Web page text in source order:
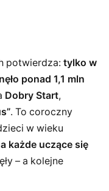
potwierdza: tylko w
ponad 1,1 mln
Dobry Start,
. To coroczny
w wieku
każde uczące się
– a kolejne